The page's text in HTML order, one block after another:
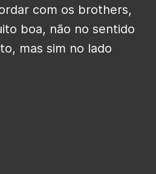
com os brothers,
boa, não no sentido
mas sim no lado